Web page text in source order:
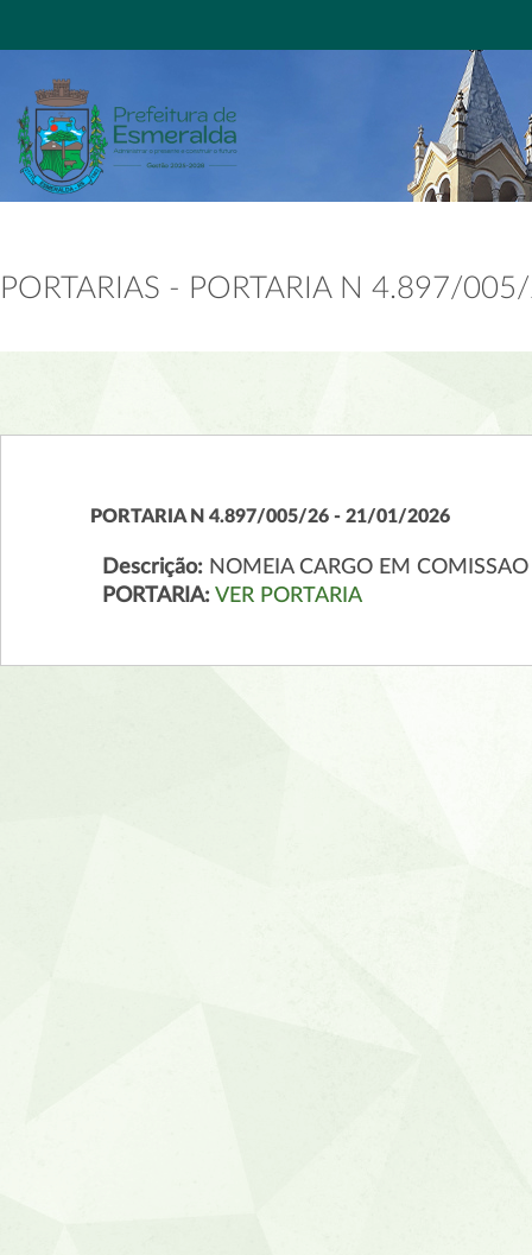
PORTARIAS - PORTARIA N 4.897/
PORTARIA N 4.897/005/26 - 21/01/2026
Descrição:NOMEIA CARGO EM COMISSAO
PORTARIA: VER PORTARIA